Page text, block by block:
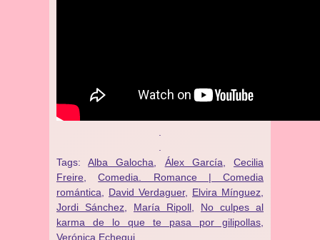
Tags:Alba Galocha Álex García ,Cecilia
Freire ,Comedia. Romance | Comedia
romántica
David Verdaguer, Elvira Mínguez
Jordi Sánchez
María Ripoll
No culpes al
karma de lo que te pasa por gilipollas
Verónica Echegui